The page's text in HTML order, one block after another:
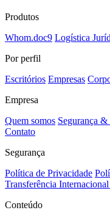
Produtos
Whom.doc9 Logística
Por perfil
Escritórios Empresas
Empresa
Quem somos Segurança &
Contato
Segurança
Política de Privacidade
Transferência
Conteúdo